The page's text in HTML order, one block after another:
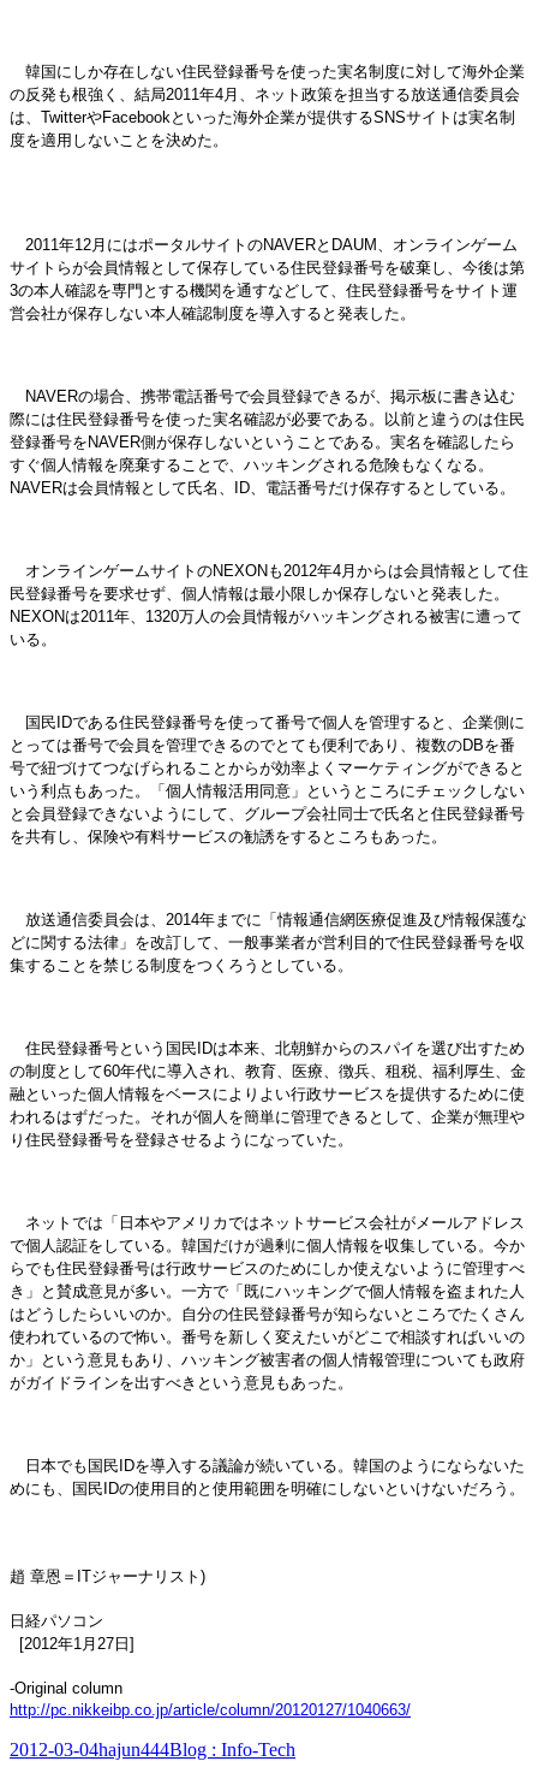
韓国にしか存在しない住民登録番号を使った実名制度に対して海外企業
の反発も根強く、結局2011年4月、ネット政策を担当する放送通信委員会
は、TwitterやFacebookといった海外企業が提供するSNSサイトは実名制
度を適用しないことを決めた。
2011年12月にはポータルサイトのNAVERとDAUM、オンラインゲーム
サイトらが会員情報として保存している住民登録番号を破棄し、今後は第
3の本人確認を専門とする機関を通すなどして、住民登録番号をサイト運
営会社が保存しない本人確認制度を導入すると発表した。
NAVERの場合、携帯電話番号で会員登録できるが、掲示板に書き込む
際には住民登録番号を使った実名確認が必要である。以前と違うのは住民
登録番号をNAVER側が保存しないということである。実名を確認したら
すぐ個人情報を廃棄することで、ハッキングされる危険もなくなる。
NAVERは会員情報として氏名、ID、電話番号だけ保存するとしている。
オンラインゲームサイトのNEXONも2012年4月からは会員情報として住
民登録番号を要求せず、個人情報は最小限しか保存しないと発表した。
NEXONは2011年、1320万人の会員情報がハッキングされる被害に遭って
いる。
国民IDである住民登録番号を使って番号で個人を管理すると、企業側に
とっては番号で会員を管理できるのでとても便利であり、複数のDBを番
号で紐づけてつなげられることからが効率よくマーケティングができると
いう利点もあった。「個人情報活用同意」というところにチェックしない
と会員登録できないようにして、グループ会社同士で氏名と住民登録番号
を共有し、保険や有料サービスの勧誘をするところもあった。
放送通信委員会は、2014年までに「情報通信網医療促進及び情報保護な
どに関する法律」を改訂して、一般事業者が営利目的で住民登録番号を収
集することを禁じる制度をつくろうとしている。
住民登録番号という国民IDは本来、北朝鮮からのスパイを選び出すため
の制度として60年代に導入され、教育、医療、徴兵、租税、福利厚生、金
融といった個人情報をベースによりよい行政サービスを提供するために使
われるはずだった。それが個人を簡単に管理できるとして、企業が無理や
り住民登録番号を登録させるようになっていた。
ネットでは「日本やアメリカではネットサービス会社がメールアドレス
で個人認証をしている。韓国だけが過剰に個人情報を収集している。今か
らでも住民登録番号は行政サービスのためにしか使えないように管理すべ
き」と賛成意見が多い。一方で「既にハッキングで個人情報を盗まれた人
はどうしたらいいのか。自分の住民登録番号が知らないところでたくさん
使われているので怖い。番号を新しく変えたいがどこで相談すればいいの
か」という意見もあり、ハッキング被害者の個人情報管理についても政府
がガイドラインを出すべきという意見もあった。
日本でも国民IDを導入する議論が続いている。韓国のようにならないた
めにも、国民IDの使用目的と使用範囲を明確にしないといけないだろう。
趙 章恩＝ITジャーナリスト)
日経パソコン
[2012年1月27日]
-Original column
http://pc.nikkeibp.co.jp/article/column/20120127/1040663/
Posted
2012-03-04Author
hajun444Categories
Blog : Info-Tech